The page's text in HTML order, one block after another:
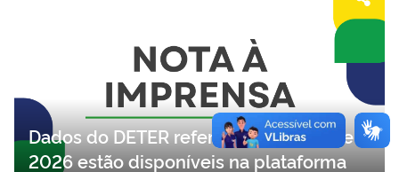
Dados do DETER referentes a junho de
2026 estão disponíveis na plataforma